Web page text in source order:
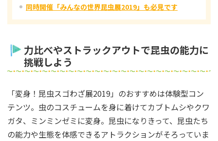
同時開催「みんなの世界昆虫展2019」も必見です
力比べやストラックアウトで昆虫の能力に
挑戦しよう
「変身！昆虫スゴわざ展2019」のおすすめは体験型コン
テンツ。虫のコスチュームを身に着けてカブトムシやクワ
ガタ、ミンミンゼミに変身。昆虫になりきって、昆虫たち
の能力や生態を体感できるアトラクションがそろっていま